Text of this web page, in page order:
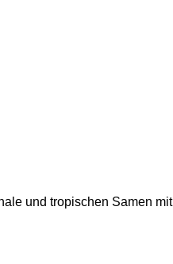
und tropischen Samen